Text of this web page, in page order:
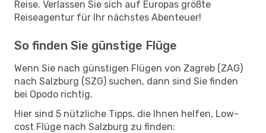
Reise. Verlassen Sie sich auf Europas größte
Reiseagentur für Ihr nächstes Abenteuer!
So finden Sie günstige Flüge
Wenn Sie nach günstigen Flügen von Zagreb (ZAG)
nach Salzburg (SZG) suchen, dann sind Sie finden
bei Opodo richtig.
Hier sind 5 nützliche Tipps, die Ihnen helfen, Low-
cost Flüge nach Salzburg zu finden: